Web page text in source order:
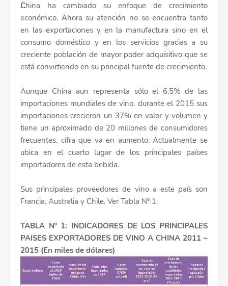
China ha cambiado su enfoque de crecimiento
económico. Ahora su atención no se encuentra tanto
en las exportaciones y en la manufactura sino en el
consumo doméstico y en los servicios gracias a su
creciente población de mayor poder adquisitivo que se
está convirtiendo en su principal fuente de crecimiento.
Aunque China aun representa sólo el 6.5% de las
importaciones mundiales de vino, durante el 2015 sus
importaciones crecieron un 37% en valor y volumen y
tiene un aproximado de 20 millones de consumidores
frecuentes, cifra que va en aumento. Actualmente se
ubica en el cuarto lugar de los principales países
importadores de esta bebida.
Sus principales proveedores de vino a este país son
Francia, Australia y Chile. Ver Tabla Nº 1.
TABLA Nº 1: INDICADORES DE LOS PRINCIPALES
PAISES EXPORTADORES DE VINO A CHINA 2011 –
2015 (En miles de dólares)